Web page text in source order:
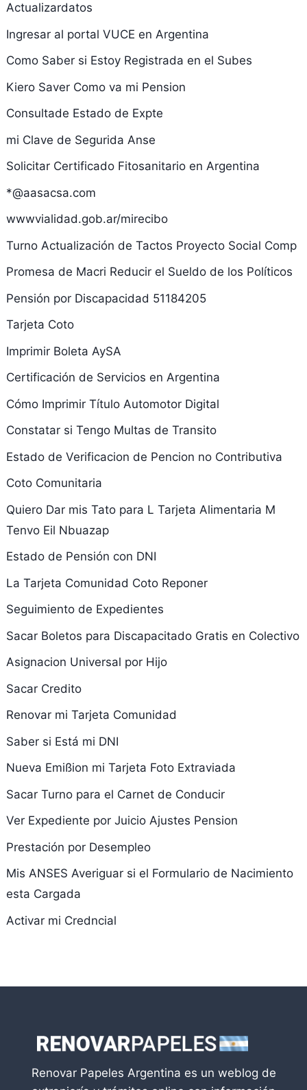
Actualizardatos
Ingresar al portal VUCE en Argentina
Como Saber si Estoy Registrada en el Subes
Kiero Saver Como va mi Pension
Consultade Estado de Expte
mi Clave de Segurida Anse
Solicitar Certificado Fitosanitario en Argentina
*@aasacsa.com
wwwvialidad.gob.ar/mirecibo
Turno Actualización de Tactos Proyecto Social Comp
Promesa de Macri Reducir el Sueldo de los Políticos
Pensión por Discapacidad 51184205
Tarjeta Coto
Imprimir Boleta AySA
Certificación de Servicios en Argentina
Cómo Imprimir Título Automotor Digital
Constatar si Tengo Multas de Transito
Estado de Verificacion de Pencion no Contributiva
Coto Comunitaria
Quiero Dar mis Tato para L Tarjeta Alimentaria M
Tenvo Eil Nbuazap
Estado de Pensión con DNI
La Tarjeta Comunidad Coto Reponer
Seguimiento de Expedientes
Sacar Boletos para Discapacitado Gratis en Colectivo
Asignacion Universal por Hijo
Sacar Credito
Renovar mi Tarjeta Comunidad
Saber si Está mi DNI
Nueva Emißion mi Tarjeta Foto Extraviada
Sacar Turno para el Carnet de Conducir
Ver Expediente por Juicio Ajustes Pension
Prestación por Desempleo
Mis ANSES Averiguar si el Formulario de Nacimiento
esta Cargada
Activar mi Credncial
Renovar Papeles Argentina es un weblog de